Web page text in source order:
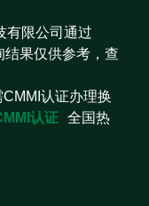
有限公司通过
结果仅供参考，查
认证办理换
认证 全国热